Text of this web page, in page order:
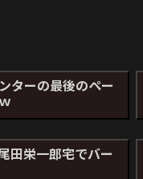
ターの最後のペー
田栄一郎宅でバー